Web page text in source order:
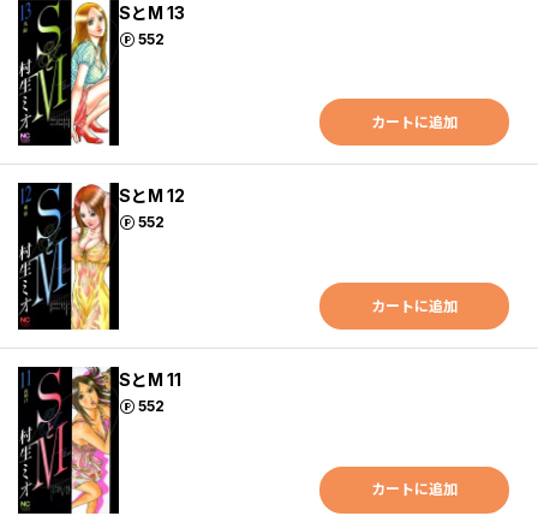
SとM 13
552
ポイント
カートに追加
SとM 12
552
ポイント
カートに追加
SとM 11
552
ポイント
カートに追加